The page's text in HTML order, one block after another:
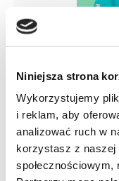
Niniejsza strona
Wykorzystujemy
i reklam, aby
analizować ruch w
korzystasz z naszej
Jestem Krzysiek.
łysieniu oraz
starał się
zabiegiem jak
obecni lub